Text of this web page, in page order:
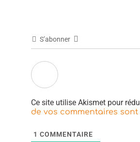
S’abonner
Ce site utilise Akismet pour
de vos commentaires
1 COMMENTAIRE